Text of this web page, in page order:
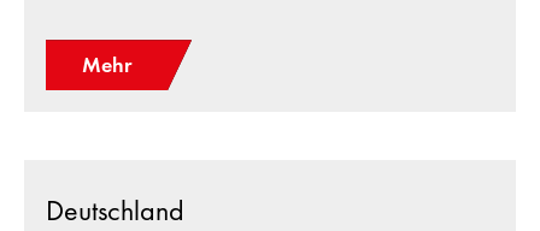
Mehr
Deutschland